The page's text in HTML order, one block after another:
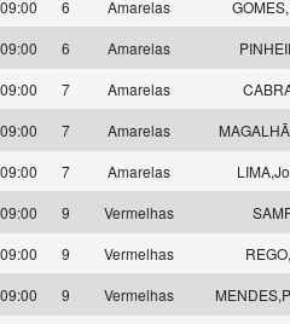
09:00
6 Amarelas
09:00
6 Amarelas
09:00
7 Amarelas
09:00
7 Amarelas
09:00
7 Amarelas
09:00
9 Vermelhas
09:00
9 Vermelhas
09:00
9 Vermelhas